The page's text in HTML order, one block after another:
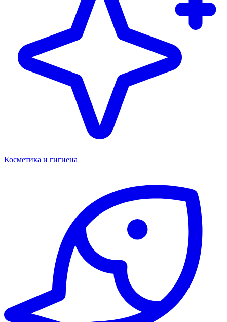
Косметика и гигиена